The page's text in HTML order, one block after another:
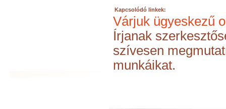
Kapcsolódó linkek:
Várjuk ügyeskezű
Írjanak
szívesen
munkáikat.